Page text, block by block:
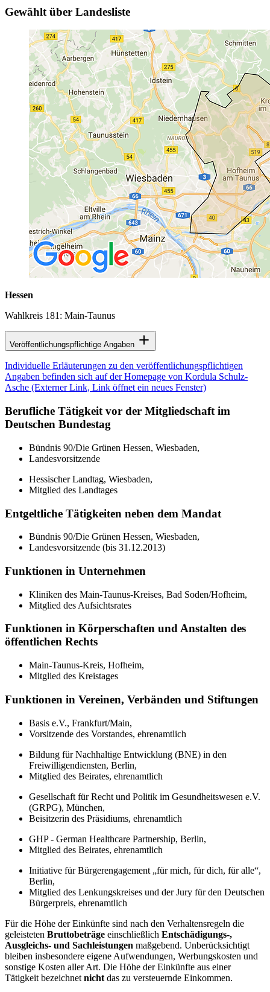
Gewählt über Landesliste
Hessen
Wahlkreis 181: Main-Taunus
Veröffentlichungspflichtige Angaben
Individuelle Erläuterungen zu den veröffentlichungspflichtigen
Angaben befinden sich auf der Homepage von Kordula Schulz-
Asche (Externer Link, Link öffnet ein neues Fenster)
Berufliche Tätigkeit vor der Mitgliedschaft im
Deutschen Bundestag
Bündnis 90/Die Grünen Hessen, Wiesbaden,
Landesvorsitzende
Hessischer Landtag, Wiesbaden,
Mitglied des Landtages
Entgeltliche Tätigkeiten neben dem Mandat
Bündnis 90/Die Grünen Hessen, Wiesbaden,
Landesvorsitzende (bis 31.12.2013)
Funktionen in Unternehmen
Kliniken des Main-Taunus-Kreises, Bad Soden/Hofheim,
Mitglied des Aufsichtsrates
Funktionen in Körperschaften und Anstalten des
öffentlichen Rechts
Main-Taunus-Kreis, Hofheim,
Mitglied des Kreistages
Funktionen in Vereinen, Verbänden und Stiftungen
Basis e.V., Frankfurt/Main,
Vorsitzende des Vorstandes, ehrenamtlich
Bildung für Nachhaltige Entwicklung (BNE) in den
Freiwilligendiensten, Berlin,
Mitglied des Beirates, ehrenamtlich
Gesellschaft für Recht und Politik im Gesundheitswesen e.V.
(GRPG), München,
Beisitzerin des Präsidiums, ehrenamtlich
GHP - German Healthcare Partnership, Berlin,
Mitglied des Beirates, ehrenamtlich
Initiative für Bürgerengagement „für mich, für dich, für alle“,
Berlin,
Mitglied des Lenkungskreises und der Jury für den Deutschen
Bürgerpreis, ehrenamtlich
Für die Höhe der Einkünfte sind nach den Verhaltensregeln die
geleisteten Bruttobeträge einschließlich Entschädigungs-,
Ausgleichs- und Sachleistungen maßgebend. Unberücksichtigt
bleiben insbesondere eigene Aufwendungen, Werbungskosten und
sonstige Kosten aller Art. Die Höhe der Einkünfte aus einer
Tätigkeit bezeichnet nicht das zu versteuernde Einkommen.